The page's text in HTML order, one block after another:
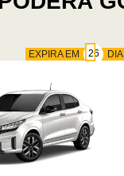
EXPIRA EM